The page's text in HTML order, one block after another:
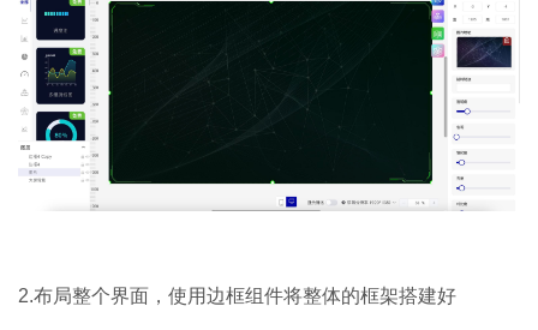
2.布局整个界面，使用边框组件将整体的框架搭建好